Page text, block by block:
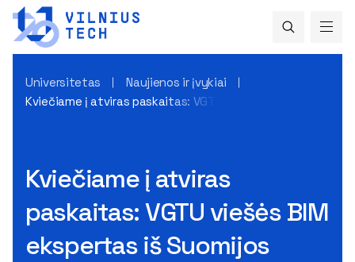
Universitetas
Naujienos ir įvykiai
Kviečiame į atviras paskaitas: VGTU viešės BIM ekspertas
Kviečiame į atviras
paskaitas: VGTU viešės BIM
ekspertas iš Suomijos